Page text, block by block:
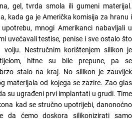
gel, tvrda smola ili gumeni materijal.
kada ga je Američka komisija za hranu i
mnogi Amerikanci nabavljali u
uvećavali testise, penise i sve ostalo što
Nestručnim korištenjem silikon je
hitne su bile prepune, pa se
stalo na kraj. No silikon je zauvijek
materijala od kojega se zazire. Zao glas
su ugrađeni prvi implantati u grudi. Time
kad se stručno upotrijebi, danonoćno
da ćemo doskora silikonizirati samo